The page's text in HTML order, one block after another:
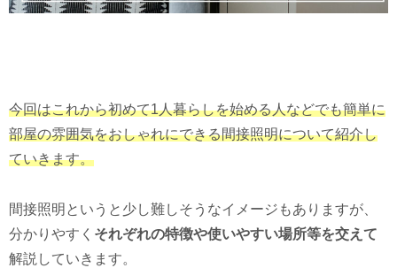
今回はこれから初めて1人暮らしを始める人などでも簡単に
部屋の雰囲気をおしゃれにできる間接照明について紹介し
ていきます。
間接照明というと少し難しそうなイメージもありますが、
分かりやすく それぞれの特徴や使いやすい場所等を交えて
解説していきます。